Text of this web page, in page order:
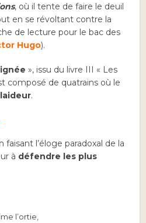
, où il tente de faire le deuil
en se révoltant contre la
de lecture pour le bac des
Hugo).
», issu du livre III « Les
composé de quatrains où le
.
l’éloge paradoxal de la
à défendre les plus
l’ortie,